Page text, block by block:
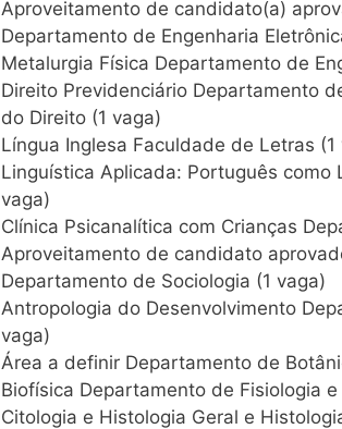
Aproveitamento de candidato(a)
Departamento de Engenharia
Metalurgia Física Departamento de
Direito Previdenciário Departamento
do Direito (1 vaga)
Língua Inglesa Faculdade de Letras (1
Linguística Aplicada: Português como
vaga)
Clínica Psicanalítica com Crianças
Aproveitamento de candidato
Departamento de Sociologia (1 vaga)
Antropologia do Desenvolvimento
vaga)
Área a definir Departamento de
Biofísica Departamento de Fisiologia
Citologia e Histologia Geral e